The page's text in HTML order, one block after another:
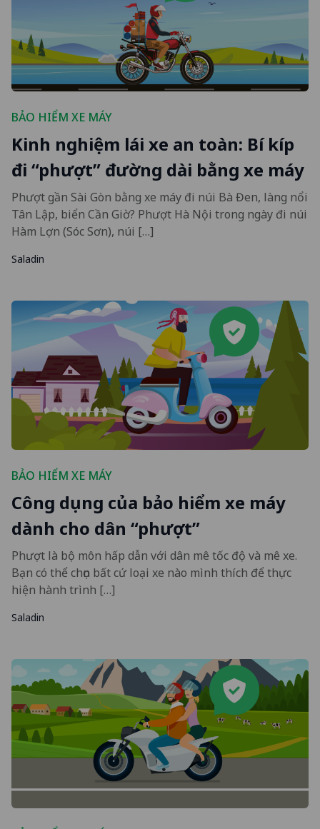
BẢO HIỂM XE MÁY
Kinh nghiệm lái xe an toàn: Bí kíp
đi “phượt” đường dài bằng xe máy
Phượt gần Sài Gòn bằng xe máy đi núi Bà Đen, làng nổi
Tân Lập, biển Cần Giờ? Phượt Hà Nội trong ngày đi núi
Hàm Lợn (Sóc Sơn), núi […]
Saladin
BẢO HIỂM XE MÁY
Công dụng của bảo hiểm xe máy
dành cho dân “phượt”
Phượt là bộ môn hấp dẫn với dân mê tốc độ và mê xe.
Bạn có thể chọn bất cứ loại xe nào mình thích để thực
hiện hành trình […]
Saladin